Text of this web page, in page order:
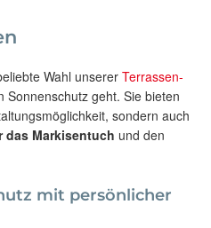
Wahl unserer Terrassen-
Sonnenschutz geht. Sie bieten
sondern auch
das Markisentuch und den
mit persönlicher